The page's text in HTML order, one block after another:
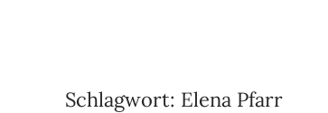
Schlagwort: Elena Pfarr